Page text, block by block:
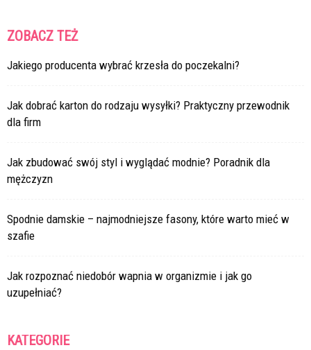
ZOBACZ TEŻ
Jakiego producenta wybrać krzesła do poczekalni?
Jak dobrać karton do rodzaju wysyłki? Praktyczny przewodnik
dla firm
Jak zbudować swój styl i wyglądać modnie? Poradnik dla
mężczyzn
Spodnie damskie – najmodniejsze fasony, które warto mieć w
szafie
Jak rozpoznać niedobór wapnia w organizmie i jak go
uzupełniać?
KATEGORIE